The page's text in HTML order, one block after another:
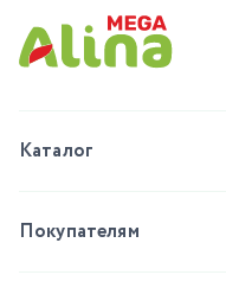
Каталог
Покупателям